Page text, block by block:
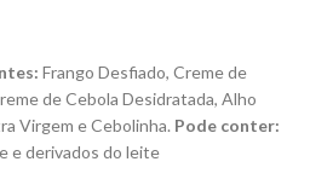
Frango Desfiado, Creme de
de Cebola Desidratada, Alho
Virgem e Cebolinha. Pode conter:
e derivados do leite